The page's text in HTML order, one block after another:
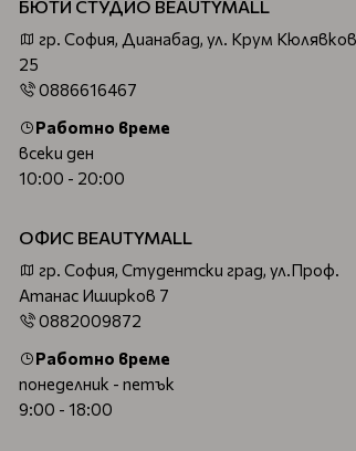
БЮТИ СТУДИО BEAUTYMALL
гр. София, Дианабад, ул. Крум Кюлявков
25
0886616467
Работно време
всеки ден
10:00 - 20:00
ОФИС BEAUTYMALL
гр. София, Студентски град, ул.Проф.
Атанас Иширков 7
0882009872
Работно време
понеделник - петък
9:00 - 18:00